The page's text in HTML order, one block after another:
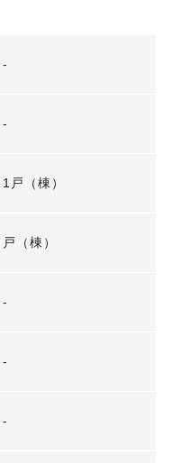
-
-
1戸（棟）
戸（棟）
-
-
-